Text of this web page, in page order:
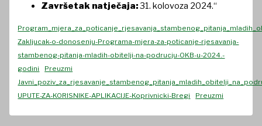
Završetak natječaja:31. kolovoza 2024.“
Zakljucak-o-donosenju-Programa-mjera-za-poticanje-rjesavanja-
stambenog-pitanja-mladih-obitelji-na-podrucju-OKB-u-2024.-
godini
Preuzmi
UPUTE-ZA-KORISNIKE-APLIKACIJE-Koprivnicki-Bregi
Preuzmi